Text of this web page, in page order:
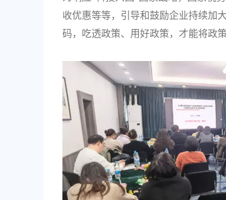
收优惠等等，引导和鼓励企业持续加
码，吃透政策、用好政策，才能将政